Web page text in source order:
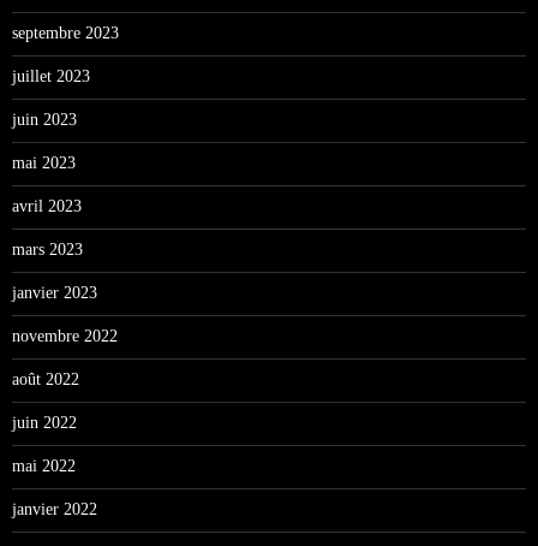
septembre 2023
juillet 2023
juin 2023
mai 2023
avril 2023
mars 2023
janvier 2023
novembre 2022
août 2022
juin 2022
mai 2022
janvier 2022